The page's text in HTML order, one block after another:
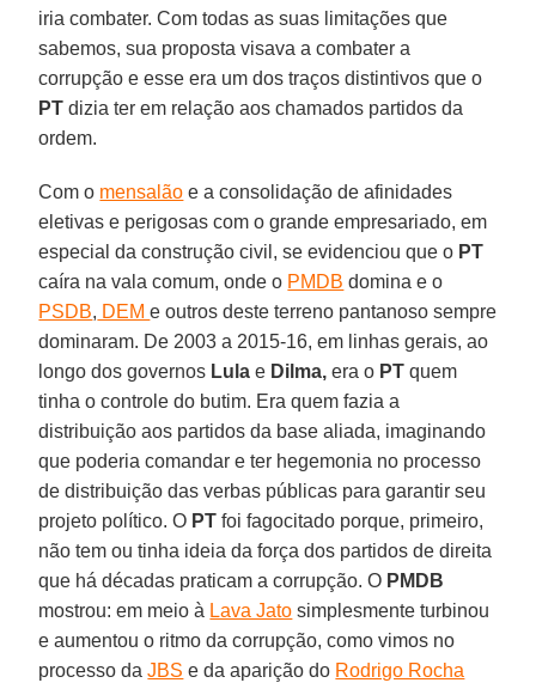
iria combater. Com todas as suas limitações que
sabemos, sua proposta visava a combater a
corrupção e esse era um dos traços distintivos que o
PT dizia ter em relação aos chamados partidos da
ordem.
Com o mensalão e a consolidação de afinidades
eletivas e perigosas com o grande empresariado, em
especial da construção civil, se evidenciou que o PT
caíra na vala comum, onde o PMDB domina e o
PSDB, DEMe outros deste terreno pantanoso sempre
dominaram. De 2003 a 2015-16, em linhas gerais, ao
longo dos governos Lula e Dilma, era o PT quem
tinha o controle do butim. Era quem fazia a
distribuição aos partidos da base aliada, imaginando
que poderia comandar e ter hegemonia no processo
de distribuição das verbas públicas para garantir seu
projeto político. O PT foi fagocitado porque, primeiro,
não tem ou tinha ideia da força dos partidos de direita
que há décadas praticam a corrupção. O PMDB
mostrou: em meio à Lava Jato simplesmente turbinou
e aumentou o ritmo da corrupção, como vimos no
processo daJBS e da aparição do Rodrigo Rocha